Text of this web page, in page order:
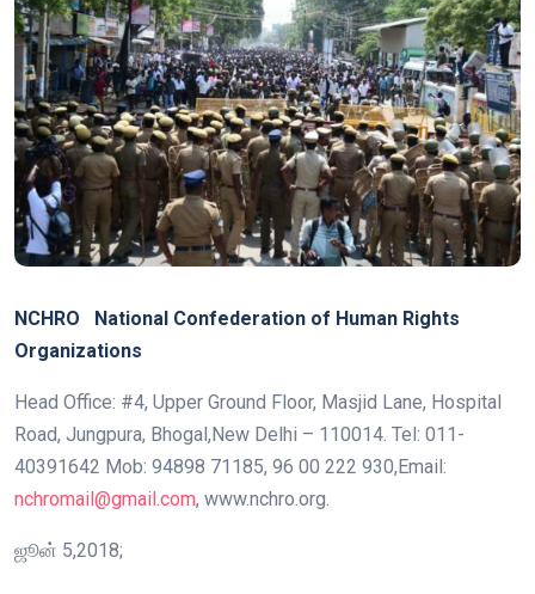
NCHRO National Confederation of Human Rights
Organizations
Head Office: #4, Upper Ground Floor, Masjid Lane, Hospital
Road, Jungpura, Bhogal,New Delhi – 110014. Tel: 011-
40391642 Mob: 94898 71185, 96 00 222 930,Email:
nchromail@gmail.com, www.nchro.org.
ஜூன் 5,2018;